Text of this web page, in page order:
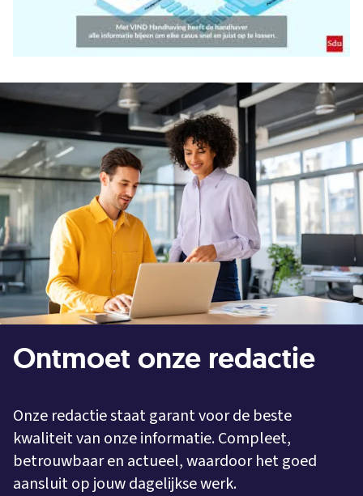
Ontmoet onze redactie
Onze redactie staat garant voor de beste
kwaliteit van onze informatie. Compleet,
betrouwbaar en actueel, waardoor het goed
aansluit op jouw dagelijkse werk.